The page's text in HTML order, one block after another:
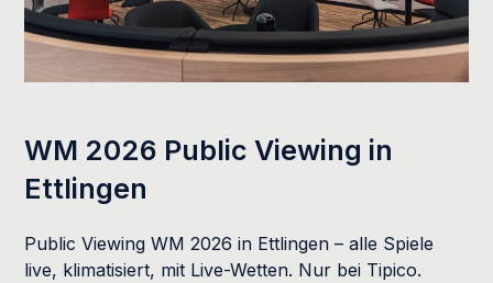
WM 2026 Public Viewing in
Ettlingen
Public Viewing WM 2026 in Ettlingen – alle Spiele
live, klimatisiert, mit Live-Wetten. Nur bei Tipico.